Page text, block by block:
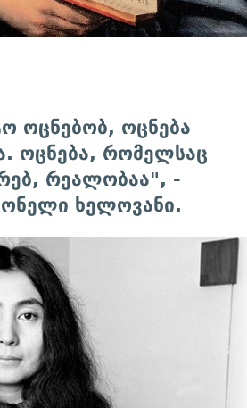
ოცნებობ, ოცნება
ოცნება, რომელსაც
რეალობაა", -
ხელოვანი.